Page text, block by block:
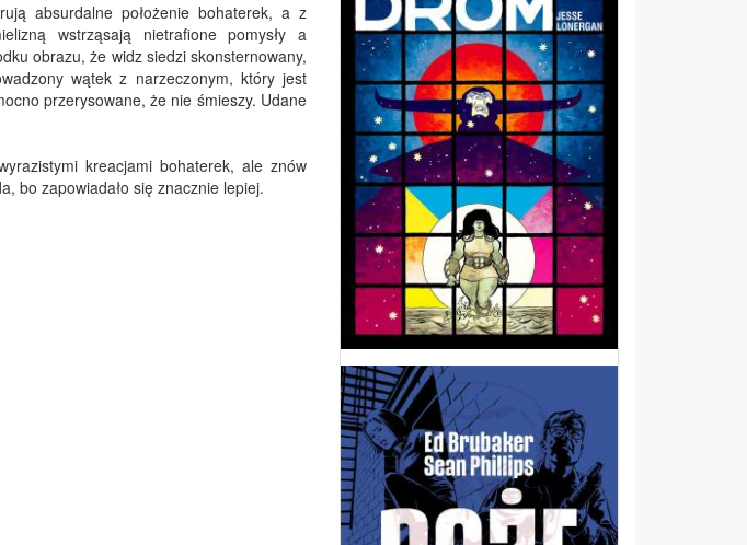
absurdalne położenie bohaterek, a z
wstrząsają nietrafione pomysły a
obrazu, że widz siedzi skonsternowany,
wątek z narzeczonym, który jest
przerysowane, że nie śmieszy. Udane
kreacjami bohaterek, ale znów
bo zapowiadało się znacznie lepiej.